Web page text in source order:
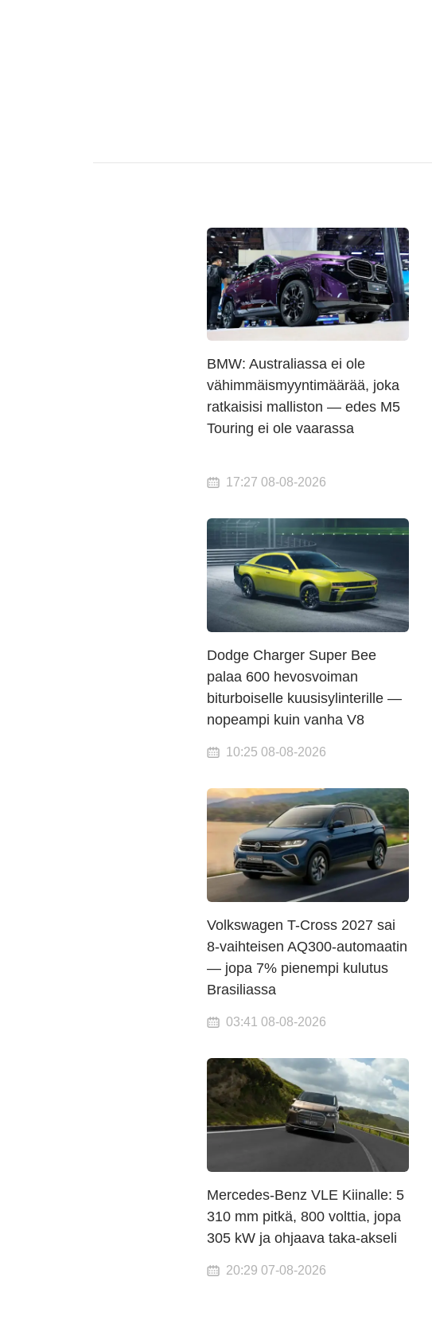
BMW: Australiassa ei ole
vähimmäismyyntimäärää, joka
ratkaisisi malliston — edes M5
Touring ei ole vaarassa
17:27 08-08-2026
Dodge Charger Super Bee
palaa 600 hevosvoiman
biturboiselle kuusisylinterille —
nopeampi kuin vanha V8
10:25 08-08-2026
Volkswagen T-Cross 2027 sai
8-vaihteisen AQ300-automaatin
— jopa 7% pienempi kulutus
Brasiliassa
03:41 08-08-2026
Mercedes-Benz VLE Kiinalle: 5
310 mm pitkä, 800 volttia, jopa
305 kW ja ohjaava taka-akseli
20:29 07-08-2026